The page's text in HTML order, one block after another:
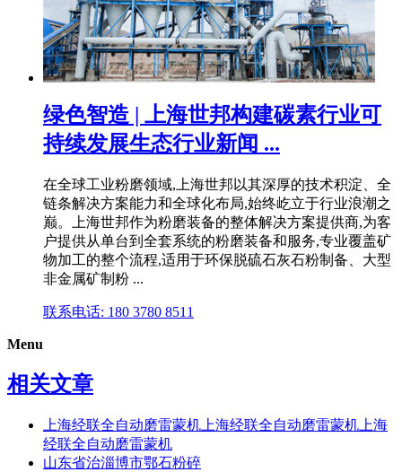
绿色智造 | 上海世邦构建碳素行业可
持续发展生态行业新闻 ...
在全球工业粉磨领域,上海世邦以其深厚的技术积淀、全
链条解决方案能力和全球化布局,始终屹立于行业浪潮之
巅。上海世邦作为粉磨装备的整体解决方案提供商,为客
户提供从单台到全套系统的粉磨装备和服务,专业覆盖矿
物加工的整个流程,适用于环保脱硫石灰石粉制备、大型
非金属矿制粉 ...
联系电话: 180 3780 8511
Menu
相关文章
上海经联全自动磨雷蒙机上海经联全自动磨雷蒙机上海
经联全自动磨雷蒙机
山东省治淄博市鄂石粉碎